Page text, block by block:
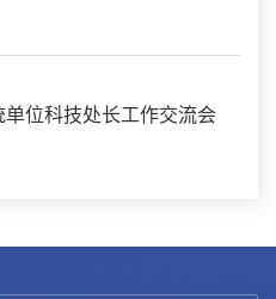
单位科技处长工作交流会